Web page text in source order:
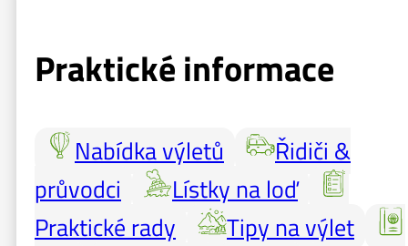
Praktické informace
Nabídka výletů
Řidiči &
průvodci
Lístky na loď
Praktické rady
Tipy na výlet